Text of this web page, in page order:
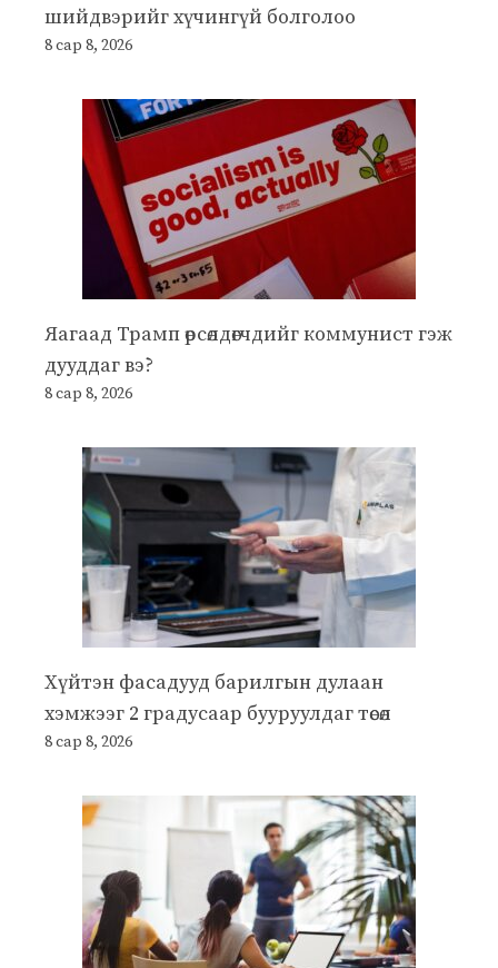
шийдвэрийг хүчингүй болголоо
8 сар 8, 2026
Яагаад Трамп өрсөлдөгчдийг коммунист гэж
дууддаг вэ?
8 сар 8, 2026
Хүйтэн фасадууд барилгын дулаан
хэмжээг 2 градусаар бууруулдаг төсөл
8 сар 8, 2026